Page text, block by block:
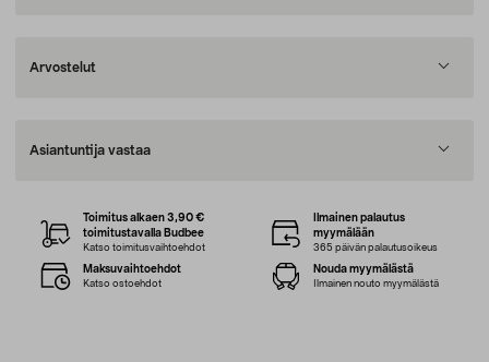
Arvostelut
Asiantuntija vastaa
Toimitus alkaen 3,90 €
toimitustavalla Budbee
Katso toimitusvaihtoehdot
Ilmainen palautus
myymälään
365 päivän palautusoikeus
Maksuvaihtoehdot
Katso ostoehdot
Nouda myymälästä
Ilmainen nouto myymälästä